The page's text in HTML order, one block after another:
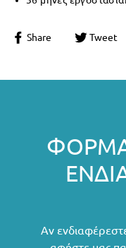
Share Tweet
Αν